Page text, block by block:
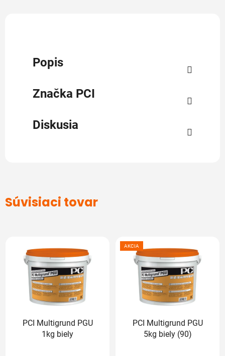
Popis
Značka PCI
Diskusia
Súvisiaci tovar
PCI Multigrund PGU
1kg biely
AKCIA
PCI Multigrund PGU
5kg biely (90)